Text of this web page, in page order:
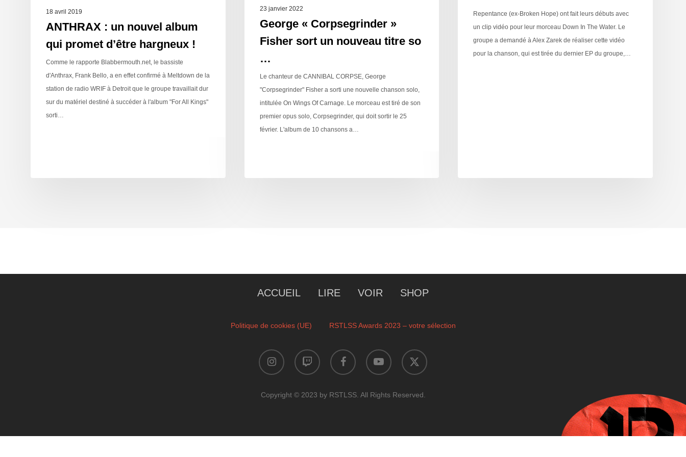
18 avril 2019
ANTHRAX : un nouvel album
qui promet d’être hargneux !
Comme le rapporte Blabbermouth.net, le bassiste
d'Anthrax, Frank Bello, a en effet confirmé à Meltdown de la
station de radio WRIF à Detroit que le groupe travaillait dur
sur du matériel destiné à succéder à l'album "For All Kings"
sorti…
23 janvier 2022
George « Corpsegrinder »
Fisher sort un nouveau titre so
…
Le chanteur de CANNIBAL CORPSE, George
"Corpsegrinder" Fisher a sorti une nouvelle chanson solo,
intitulée On Wings Of Carnage. Le morceau est tiré de son
premier opus solo, Corpsegrinder, qui doit sortir le 25
février. L'album de 10 chansons a…
Repentance (ex-Broken Hope) ont fait leurs débuts avec
un clip vidéo pour leur morceau Down In The Water. Le
groupe a demandé à Alex Zarek de réaliser cette vidéo
pour la chanson, qui est tirée du dernier EP du groupe,…
ACCUEIL LIRE VOIR SHOP
Politique de cookies (UE) RSTLSS Awards 2023 – votre sélection
instagram twitch facebook youtube
x-
twitter
Copyright © 2023 by RSTLSS. All Rights Reserved.